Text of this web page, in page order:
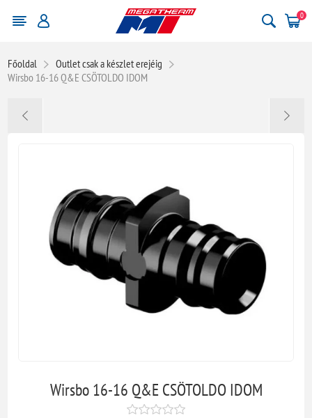
0
Főoldal
Outlet csak a készlet erejéig
Wirsbo 16-16 Q&E CSÖTOLDO IDOM
Wirsbo 16-16 Q&E CSÖTOLDO IDOM